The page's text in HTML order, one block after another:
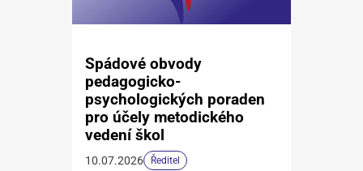
Spádové obvody
pedagogicko-
psychologických poraden
pro účely metodického
vedení škol
10.07.2026 Ředitel